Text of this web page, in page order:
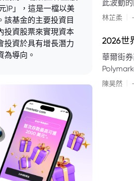
)P」，這是一檔以美
該基金的主要投資目
投資股票來實現資本
投資於具有增長潛力
為導向。
若供應
美元。
此波動
矛盾信
點：** * **交易邏輯轉變：** 順勢做多的市場邏輯已瓦解，市場走向變得難以預測。 * **科技股信心減弱：**
現顯著的單日反
縮貨幣政策預
切換，投資者意見分
林芷柔
2026世
華爾街
道、西
陳昊然